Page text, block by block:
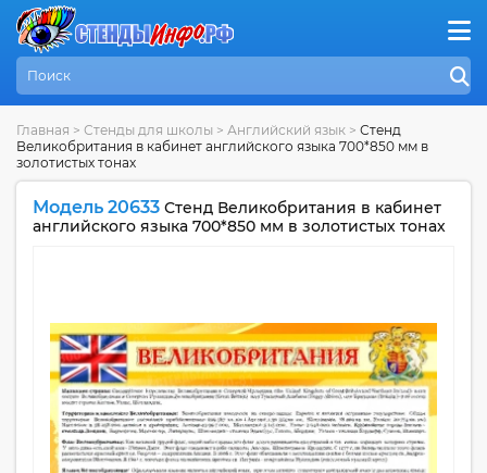
Главная > Стенды для школы > Английский язык > Стенд
Великобритания в кабинет английского языка 700*850 мм в
золотистых тонах
Модель 20633 Стенд Великобритания в кабинет
английского языка 700*850 мм в золотистых тонах